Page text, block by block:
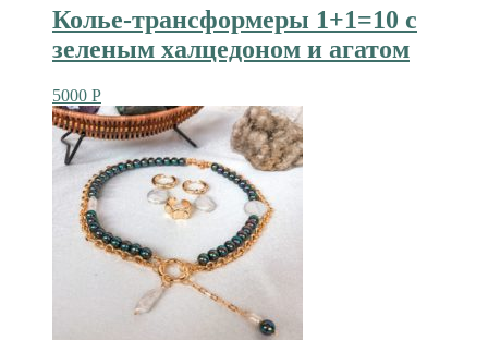
Колье-трансформеры 1+1=10 с
зеленым халцедоном и агатом
5000 Р